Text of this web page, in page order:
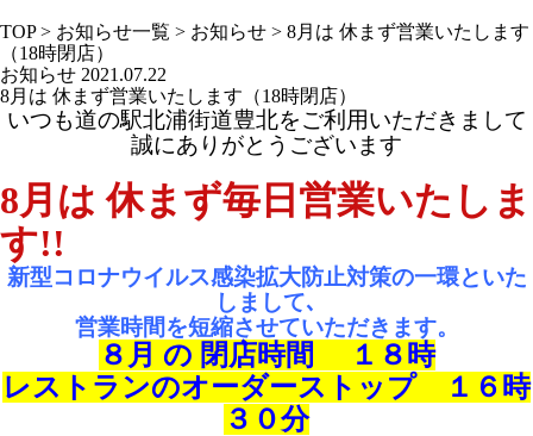
TOP> お知らせ一覧 > お知らせ > 8月は 休まず営業いたします
（18時閉店）
お知らせ 2021.07.22
8月は 休まず営業いたします（18時閉店）
いつも道の駅北浦街道豊北をご利用いただきまして
誠にありがとうございます
8月は 休まず毎日営業いたしま
す!!
新型コロナウイルス感染拡大防止対策の一環といた
しまして､
営業時間を短縮させていただきます。
８月 の 閉店時間 １８時
レストランのオーダーストップ １６時
３０分